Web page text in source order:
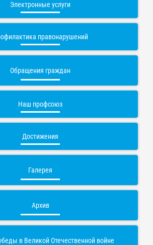
Электронные услуги
правонарушений
Обращения граждан
Наш профсоюз
Достижения
Галерея
Архив
в Великой Отечественной войне